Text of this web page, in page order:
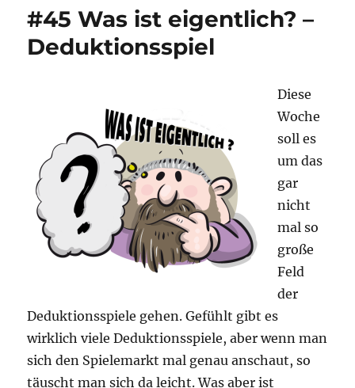
–
#45 Was ist eigentlich? –
Deduktionsspiel
Diese
Woche
soll es
um das
gar
nicht
mal so
große
Feld
der
Deduktionsspiele gehen. Gefühlt gibt es
wirklich viele Deduktionsspiele, aber wenn man
sich den Spielemarkt mal genau anschaut, so
täuscht man sich da leicht. Was aber ist